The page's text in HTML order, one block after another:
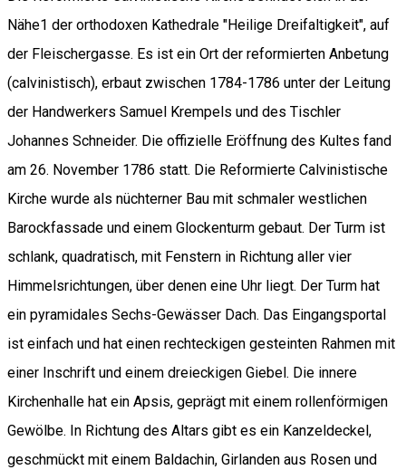
Nähe1 der orthodoxen Kathedrale "Heilige Dreifaltigkeit", auf
der Fleischergasse. Es ist ein Ort der reformierten Anbetung
(calvinistisch), erbaut zwischen 1784-1786 unter der Leitung
der Handwerkers Samuel Krempels und des Tischler
Johannes Schneider. Die offizielle Eröffnung des Kultes fand
am 26. November 1786 statt. Die Reformierte Calvinistische
Kirche wurde als nüchterner Bau mit schmaler westlichen
Barockfassade und einem Glockenturm gebaut. Der Turm ist
schlank, quadratisch, mit Fenstern in Richtung aller vier
Himmelsrichtungen, über denen eine Uhr liegt. Der Turm hat
ein pyramidales Sechs-Gewässer Dach. Das Eingangsportal
ist einfach und hat einen rechteckigen gesteinten Rahmen mit
einer Inschrift und einem dreieckigen Giebel. Die innere
Kirchenhalle hat ein Apsis, geprägt mit einem rollenförmigen
Gewölbe. In Richtung des Altars gibt es ein Kanzeldeckel,
geschmückt mit einem Baldachin, Girlanden aus Rosen und